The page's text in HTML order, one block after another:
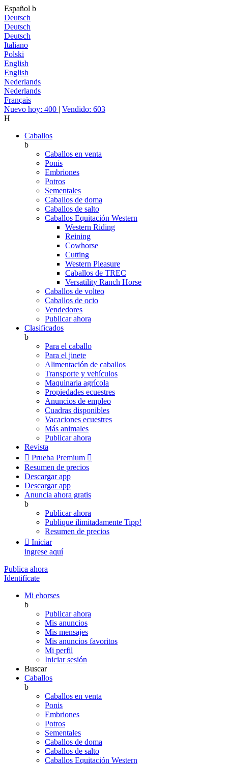
Español b
Deutsch
Deutsch
Deutsch
Italiano
Polski
English
English
Nederlands
Nederlands
Français
Nuevo hoy: 400 | Vendido: 603
H
Caballos
b
Caballos en venta
Ponis
Embriones
Potros
Sementales
Caballos de doma
Caballos de salto
Caballos Equitación Western
Western Riding
Reining
Cowhorse
Cutting
Western Pleasure
Caballos de TREC
Versatility Ranch Horse
Caballos de volteo
Caballos de ocio
Vendedores
Publicar ahora
Clasificados
b
Para el caballo
Para el jinete
Alimentación de caballos
Transporte y vehículos
Maquinaria agrícola
Propiedades ecuestres
Anuncios de empleo
Cuadras disponibles
Vacaciones ecuestres
Más animales
Publicar ahora
Revista
 Prueba Premium 
Resumen de precios
Descargar app
Descargar app
Anuncia ahora gratis
b
Publicar ahora
Publique ilimitadamente Tipp!
Resumen de precios
 Iniciar
ingrese aquí
Publica ahora
Identifícate
Mi ehorses
b
Publicar ahora
Mis anuncios
Mis mensajes
Mis anuncios favoritos
Mi perfil
Iniciar sesión
Buscar
Caballos
b
Caballos en venta
Ponis
Embriones
Potros
Sementales
Caballos de doma
Caballos de salto
Caballos Equitación Western